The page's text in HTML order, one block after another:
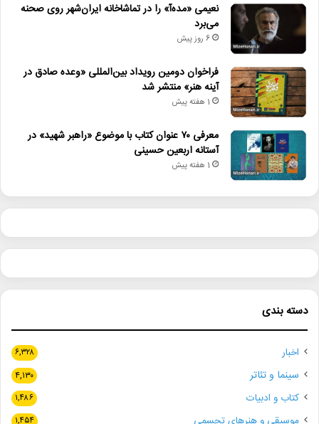
نعیمی «مده‌آ» را در تماشاخانه ایران‌شهر روی صحنه
می‌برد
6 روز پیش
فراخوان دومین رویداد بین‌المللی «وعده صادق در
آینه هنر» منتشر شد
1 هفته پیش
معرفی ۷۰ عنوان کتاب با موضوع «راهبر شهید» در
آستانه اربعین حسینی
1 هفته پیش
دسته بندی
اخبار ۶,۳۲۸
سینما و تئاتر ۴,۱۳۰
کتاب و ادبیات ۱,۴۸۶
۱,۴۵۴